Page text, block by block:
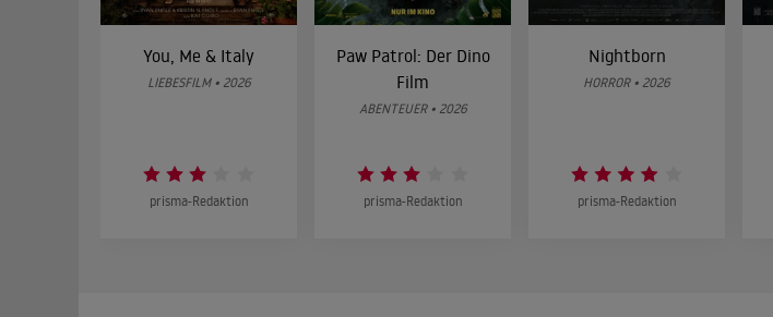
You, Me & Italy
LIEBESFILM • 2026
prisma-Redaktion
Paw Patrol: Der Dino
Film
ABENTEUER • 2026
prisma-Redaktion
Nightborn
HORROR • 2026
prisma-Redaktion